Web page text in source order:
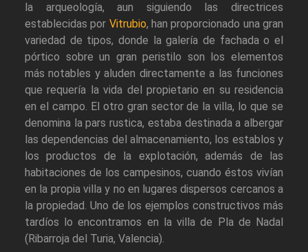
la arqueología, aun siguiendo las directrices
establecidas por Vitrubio, han proporcionado una gran
variedad de tipos, donde la galería de fachada o el
pórtico sobre un gran peristilo son los elementos
más notables y aluden directamente a las funciones
que requería la vida del propietario en su residencia
en el campo. El otro gran sector de la villa, lo que se
denomina la pars rustica, estaba destinada a albergar
las dependencias del almacenamiento, los establos y
los productos de la explotación, además de las
habitaciones de los campesinos, cuando éstos vivían
en la propia villa y no en lugares dispersos cercanos a
la propiedad. Uno de los ejemplos constructivos más
tardíos lo encontramos en la villa de Pla de Nadal
(Ribarroja del Turia, Valencia).